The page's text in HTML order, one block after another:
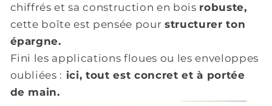
chiffrés et sa construction en bois robuste,
cette boîte est pensée pour structurer ton
épargne.
Fini les applications floues ou les enveloppes
oubliées : ici, tout est concret et à portée
de main.